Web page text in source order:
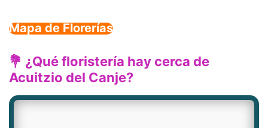
Mapa de Florerías
💐 ¿Qué floristería hay cerca de
Acuitzio del Canje?